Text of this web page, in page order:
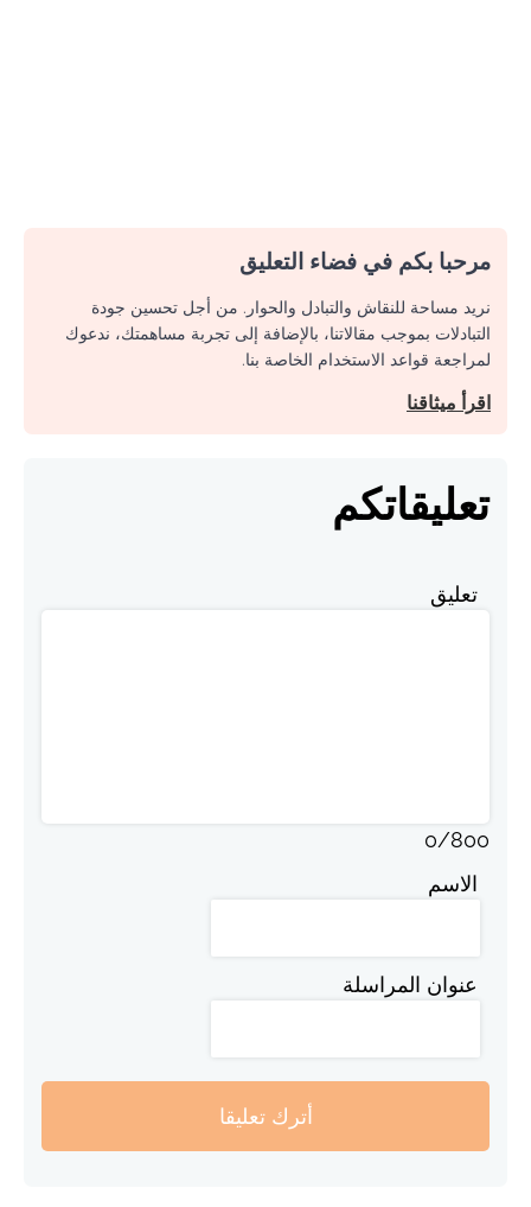
مرحبا بكم في فضاء التعليق
نريد مساحة للنقاش والتبادل والحوار. من أجل تحسين جودة
التبادلات بموجب مقالاتنا، بالإضافة إلى تجربة مساهمتك، ندعوك
لمراجعة قواعد الاستخدام الخاصة بنا.
اقرأ ميثاقنا
تعليقاتكم
تعليق
0/800
الاسم
عنوان المراسلة
أترك تعليقا